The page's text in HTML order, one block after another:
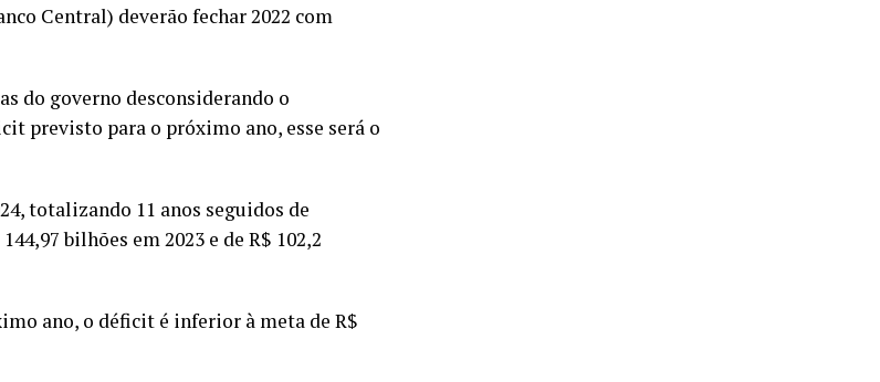
Central) deverão fechar 2022 com
do governo desconsiderando o
previsto para o próximo ano, esse será o
totalizando 11 anos seguidos de
bilhões em 2023 e de R$ 102,2
ano, o déficit é inferior à meta de R$